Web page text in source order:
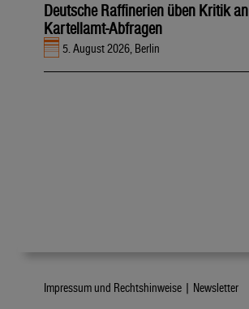
Deutsche Raffinerien üben Kritik an
Kartellamt-Abfragen
5. August 2026, Berlin
Impressum und Rechtshinweise | Newsletter